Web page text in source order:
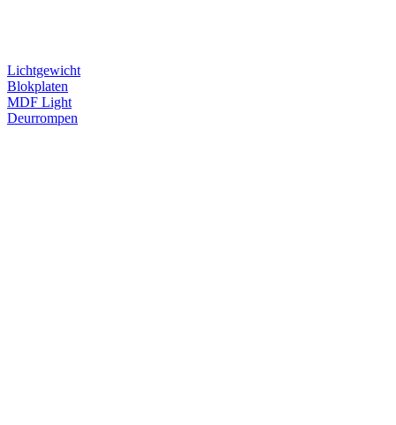
Lichtgewicht
Blokplaten
MDF Light
Deurrompen